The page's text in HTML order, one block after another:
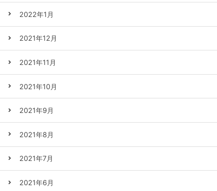
2022年1月
2021年12月
2021年11月
2021年10月
2021年9月
2021年8月
2021年7月
2021年6月